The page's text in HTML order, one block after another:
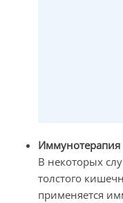
Иммунотерапия
В некоторых
толстого
применяется